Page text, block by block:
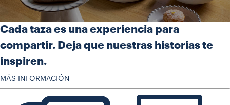
Cada taza es una experiencia para
compartir. Deja que nuestras historias te
inspiren.
MÁS INFORMACIÓN